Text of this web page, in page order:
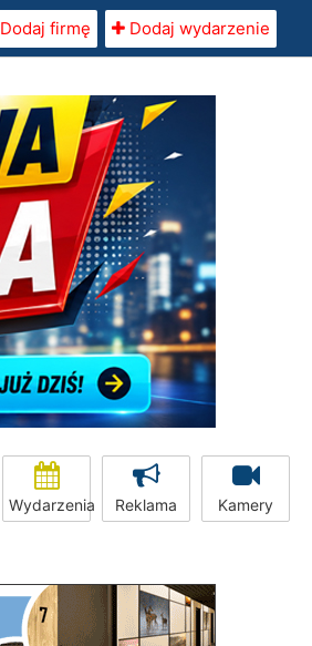
Dodaj firmę Dodaj wydarzenie
Wydarzenia Reklama Kamery